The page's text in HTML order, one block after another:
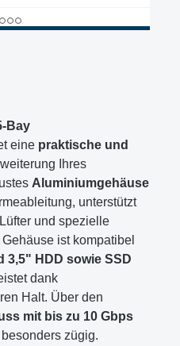
Bay
eine praktische und
Ihres
Aluminiumgehäuse
unterstützt
und spezielle
ist kompatibel
3,5" HDD sowie SSD
dank
Halt. Über den
mit bis zu 10 Gbps
zügig.